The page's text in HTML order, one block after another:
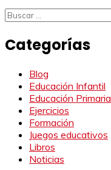
Buscar:
Categorías
Blog
Educación Infantil
Educación Primaria
Ejercicios
Formación
Juegos educativos
Libros
Noticias